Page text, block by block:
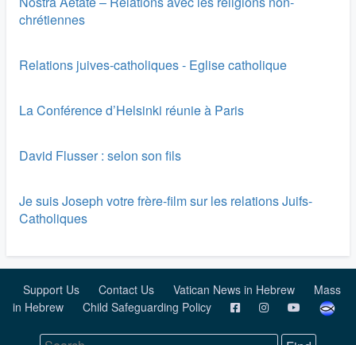
chrétiennes
Relations juives-catholiques - Eglise catholique
La Conférence d’Helsinki réunie à Paris
David Flusser : selon son fils
Je suis Joseph votre frère-film sur les relations Juifs-
Catholiques
Support Us Contact Us Vatican News in Hebrew
Mass
in Hebrew
Child Safeguarding Policy